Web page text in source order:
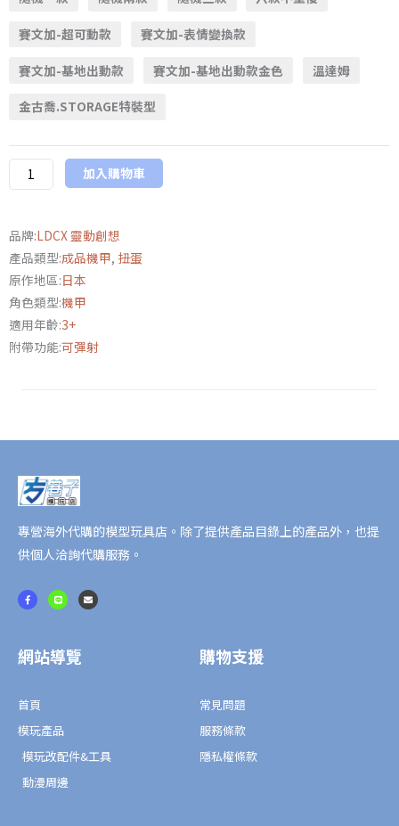
賽文加-超可動款 賽文加-表情變換款
賽文加-基地出動款 賽文加-基地出動款金色 溫達姆
金古喬.STORAGE特裝型
《超
人
霸
傑
特》
機
扭
蛋
系
列
數
加入購物車
品牌:LDCX 靈動創想
產品類型:成品機甲, 扭蛋
原作地區:日本
角色類型:機甲
適用年齡:3+
附帶功能:可彈射
專營海外代購的模型玩具店。除了提供產品目錄上的產品外，也提
供個人洽詢代購服務。
F
a
c
k
-
L
i
n
E
n
v
網站導覽
首頁
模玩產品
模玩改配件&工具
動漫周邊
購物支援
常見問題
服務條款
隱私權條款